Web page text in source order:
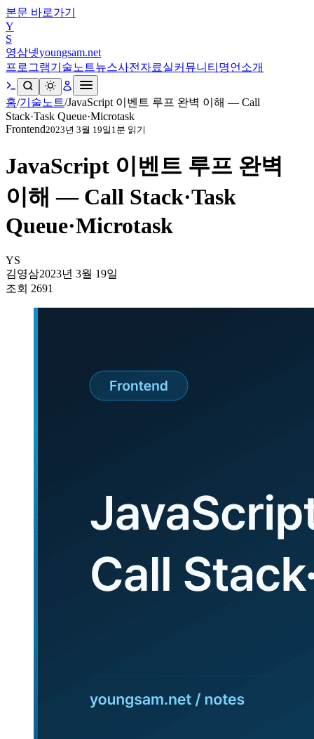
본문 바로가기
Y
S
영삼넷youngsam.net
프로그램기술노트뉴스사전 자료실커뮤니티 명언 소개
홈/기술노트/JavaScript 이벤트 루프 완벽 이해 — Call
Stack·Task Queue·Microtask
Frontend2023년 3월 19일 1분 읽기
JavaScript 이벤트 루프 완벽
이해 — Call Stack·Task
Queue·Microtask
YS
김영삼2023년 3월 19일
조회 2691